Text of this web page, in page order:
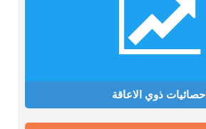
احصائيات ذوي الاعاقة